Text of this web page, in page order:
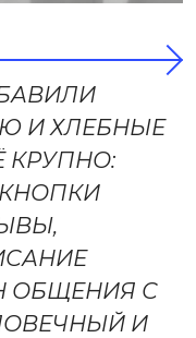
И ХЛЕБНЫЕ
КРУПНО:
ОБЩЕНИЯ С
И
, Д. 2А